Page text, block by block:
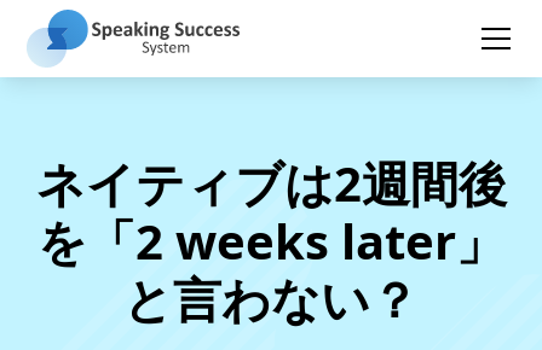
ネイティブは2週間後
を「2 weeks later」
と言わない？